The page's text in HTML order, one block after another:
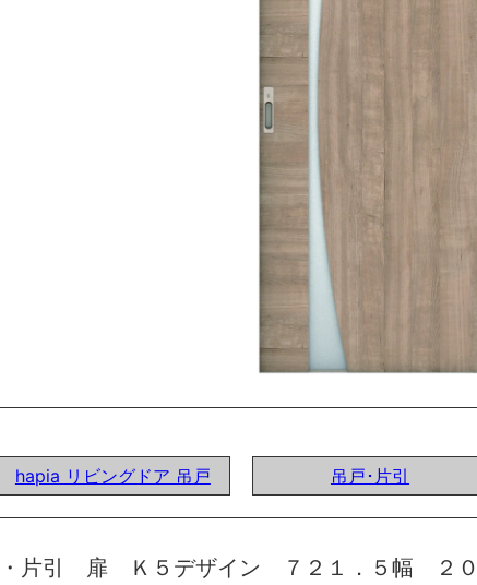
hapia リビングドア 吊戸 吊戸･片引
片引 扉 Ｋ５デザイン ７２１．５幅 ２